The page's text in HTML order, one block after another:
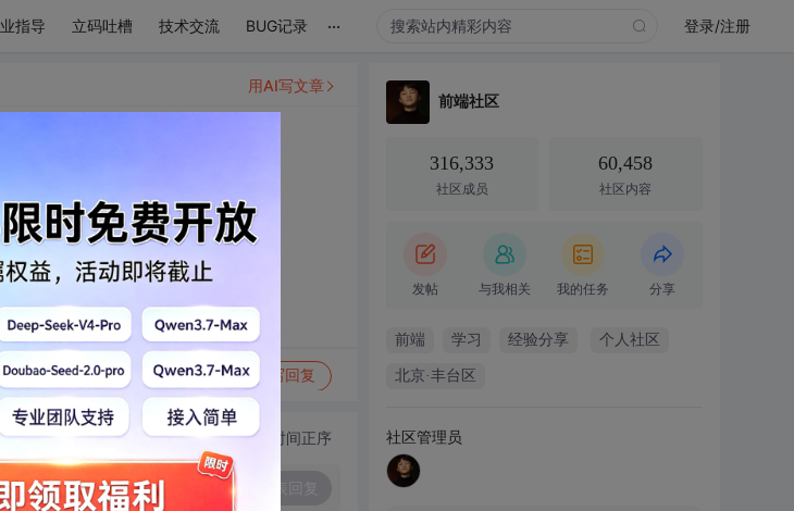
指导 立码吐槽 技术交流 BUG记录 ... 登录/注册
所以你是神明.
举报 写回复
用AI写文章
切换为时间正序
前端社区
316,333
社区成员
60,458
社区内容
发帖 与我相关 我的任务 分享
前端 学习 经验分享 个人社区
北京·丰台区
社区管理员